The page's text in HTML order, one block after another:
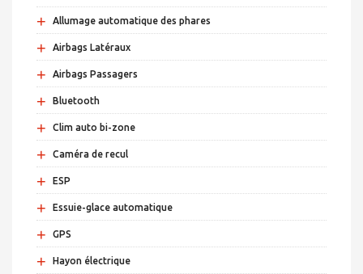
+ Allumage automatique des phares
+ Airbags Latéraux
+ Airbags Passagers
+ Bluetooth
+ Clim auto bi-zone
+ Caméra de recul
+ ESP
+ Essuie-glace automatique
+ GPS
+ Hayon électrique